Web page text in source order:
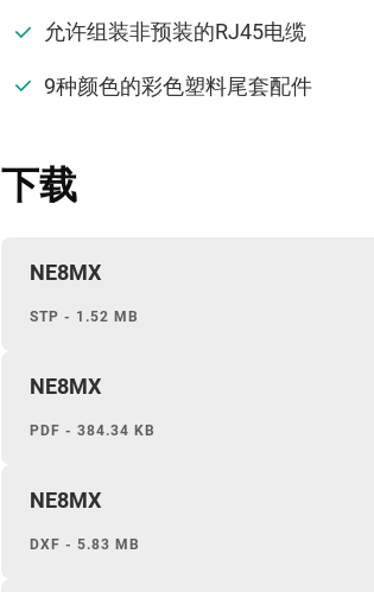
允许组装非预装的RJ45电缆
9种颜色的彩色塑料尾套配件
下载
NE8MX
STP - 1.52 MB
NE8MX
PDF - 384.34 KB
NE8MX
DXF - 5.83 MB